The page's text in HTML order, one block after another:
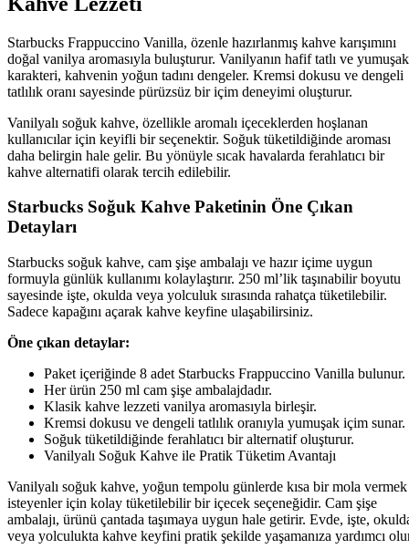
Starbucks Frappuccino Vanilla, özenle hazırlanmış kahve karışımını
doğal vanilya aromasıyla buluşturur. Vanilyanın hafif tatlı ve yumuşak
karakteri, kahvenin yoğun tadını dengeler. Kremsi dokusu ve dengeli
tatlılık oranı sayesinde pürüzsüz bir içim deneyimi oluşturur.
Vanilyalı soğuk kahve, özellikle aromalı içeceklerden hoşlanan
kullanıcılar için keyifli bir seçenektir. Soğuk tüketildiğinde aroması
daha belirgin hale gelir. Bu yönüyle sıcak havalarda ferahlatıcı bir
kahve alternatifi olarak tercih edilebilir.
Starbucks Soğuk Kahve Paketinin Öne Çıkan
Detayları
Starbucks soğuk kahve, cam şişe ambalajı ve hazır içime uygun
formuyla günlük kullanımı kolaylaştırır. 250 ml’lik taşınabilir boyutu
sayesinde işte, okulda veya yolculuk sırasında rahatça tüketilebilir.
Sadece kapağını açarak kahve keyfine ulaşabilirsiniz.
Öne çıkan detaylar:
Paket içeriğinde 8 adet Starbucks Frappuccino Vanilla bulunur.
Her ürün 250 ml cam şişe ambalajdadır.
Klasik kahve lezzeti vanilya aromasıyla birleşir.
Kremsi dokusu ve dengeli tatlılık oranıyla yumuşak içim sunar.
Soğuk tüketildiğinde ferahlatıcı bir alternatif oluşturur.
Vanilyalı Soğuk Kahve ile Pratik Tüketim Avantajı
Vanilyalı soğuk kahve, yoğun tempolu günlerde kısa bir mola vermek
isteyenler için kolay tüketilebilir bir içecek seçeneğidir. Cam şişe
ambalajı, ürünü çantada taşımaya uygun hale getirir. Evde, işte,
veya yolculukta kahve keyfini pratik şekilde yaşamanıza yardımcı